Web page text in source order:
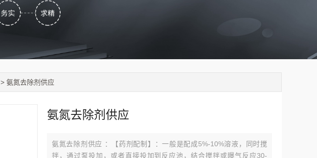
> 氨氮去除剂供应
氨氮去除剂供应
氨氮去除剂供应 ：【药剂配制】：一般是配成5%-10%溶液，同时搅
拌，通过泵投加，或者直接投加到反应池，结合搅拌或曝气反应30-